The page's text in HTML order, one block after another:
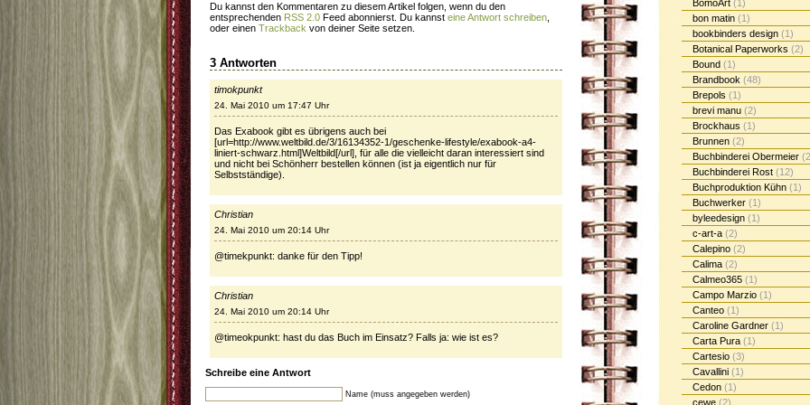
BomoArt (1)
bon matin (1)
bookbinders design (1)
Botanical Paperworks (2)
Bound (1)
Brandbook (48)
Brepols (1)
brevi manu (2)
Brockhaus (1)
Brunnen (2)
Buchbinderei Obermeier
Buchbinderei Rost (12)
Buchproduktion Kühn (1)
Buchwerker (1)
byleedesign (1)
c-art-a (2)
Calepino (2)
Calima (2)
Calmeo365 (1)
Campo Marzio (1)
Canteo (1)
Caroline Gardner (1)
Carta Pura (1)
Cartesio (3)
Cavallini (1)
Cedon (1)
cewe (2)
Du kannst den Kommentaren zu diesem Artikel folgen, wenn du den
entsprechenden RSS 2.0 Feed abonnierst. Du kannst eine Antwort schreiben
oder einen Trackback von deiner Seite setzen.
3 Antworten
timokpunkt
24. Mai 2010 um 17:47 Uhr
Das Exabook gibt es übrigens auch bei
[url=http://www.weltbild.de/3/16134352-1/geschenke-lifestyle/exabook-a4-
liniert-schwarz.html]Weltbild[/url], für alle die vielleicht daran interessiert sind
und nicht bei Schönherr bestellen können (ist ja eigentlich nur für
Selbstständige).
Christian
24. Mai 2010 um 20:14 Uhr
@timekpunkt: danke für den Tipp!
Christian
24. Mai 2010 um 20:14 Uhr
@timeokpunkt: hast du das Buch im Einsatz? Falls ja: wie ist es?
Schreibe eine Antwort
Name (muss angegeben werden)